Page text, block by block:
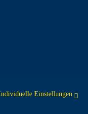
Einstellungen